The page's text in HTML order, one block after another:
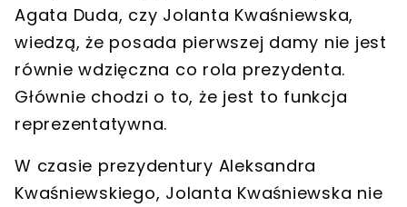
Agata Duda, czy Jolanta Kwaśniewska,
wiedzą, że posada pierwszej damy nie jest
równie wdzięczna co rola prezydenta.
Głównie chodzi o to, że jest to funkcja
reprezentatywna.
W czasie prezydentury Aleksandra
Kwaśniewskiego, Jolanta Kwaśniewska nie